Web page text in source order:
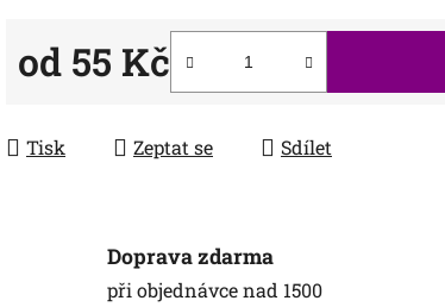
od 55 Kč
Tisk Zeptat se Sdílet
Doprava zdarma
při objednávce nad 1500